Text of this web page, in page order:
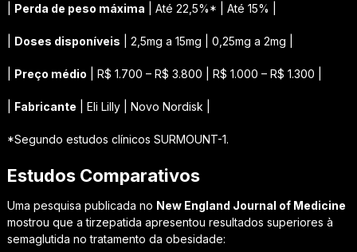
Perda de peso máxima | Até 22,5%* | Até 15% |
Doses disponíveis | 2,5mg a 15mg | 0,25mg a 2mg |
Preço médio | R$ 1.700 – R$ 3.800 | R$ 1.000 – R$ 1.300 |
Fabricante | Eli Lilly | Novo Nordisk |
*Segundo estudos clínicos SURMOUNT-1.
Estudos Comparativos
Uma pesquisa publicada no New England Journal of Medicine
mostrou que a tirzepatida apresentou resultados superiores à
semaglutida no tratamento da obesidade: